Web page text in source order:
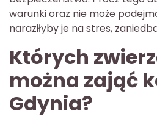
warunki oraz nie może
naraziłyby je na stres,
Których
można zająć
Gdynia?